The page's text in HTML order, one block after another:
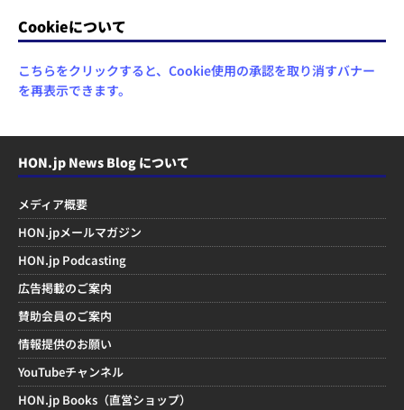
Cookieについて
こちらをクリックすると、Cookie使用の承認を取り消すバナー
を再表示できます。
HON.jp News Blog について
メディア概要
HON.jpメールマガジン
HON.jp Podcasting
広告掲載のご案内
賛助会員のご案内
情報提供のお願い
YouTubeチャンネル
HON.jp Books（直営ショップ）